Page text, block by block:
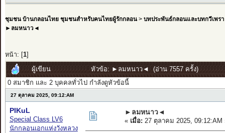
ชุมชน บ้านกลอนไทย ชุมชนสำหรับคนไทยผู้รักกลอน> บทประพันธ์กลอนและบทกวีเพรา
►ลมหนาว◄
หน้า: [ 1]
ผู้เขียน
หัวข้อ: ►ลมหนาว◄ (อ่าน 7557 ครั้ง)
0 สมาชิก และ 2 บุคคลทั่วไป กำลังดูหัวข้อนี้
27 ตุลาคม 2025, 09:12:AM
PIKuL
Special Class LV6
นักกลอนเอกแห่งวังหลวง
►ลมหนาว◄
« เมื่อ: 27 ตุลาคม 2025, 09:12:AM